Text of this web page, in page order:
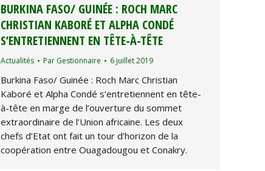
BURKINA FASO/ GUINÉE : ROCH MARC
CHRISTIAN KABORÉ ET ALPHA CONDÉ
S’ENTRETIENNENT EN TÊTE-À-TÊTE
Actualités Par Gestionnaire 6 juillet 2019
Burkina Faso/ Guinée : Roch Marc Christian
Kaboré et Alpha Condé s’entretiennent en tête-
à-tête en marge de l’ouverture du sommet
extraordinaire de l’Union africaine. Les deux
chefs d’Etat ont fait un tour d’horizon de la
coopération entre Ouagadougou et Conakry.